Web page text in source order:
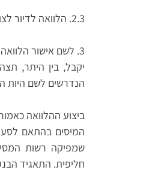
2.3. הלוואה לדיור לצורך רכישת זכות במקרקעין המהווים דירה להשקעה – 50%.
3. לשם אישור
יקבל, בין היתר,
הנדרשים לשם היות
ביצוע ההלוואה
שמפיקה רשות
חליפית. התאגיד